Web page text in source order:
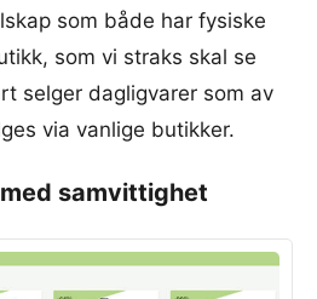
som både har fysiske
som vi straks skal se
selger dagligvarer som av
via vanlige butikker.
samvittighet